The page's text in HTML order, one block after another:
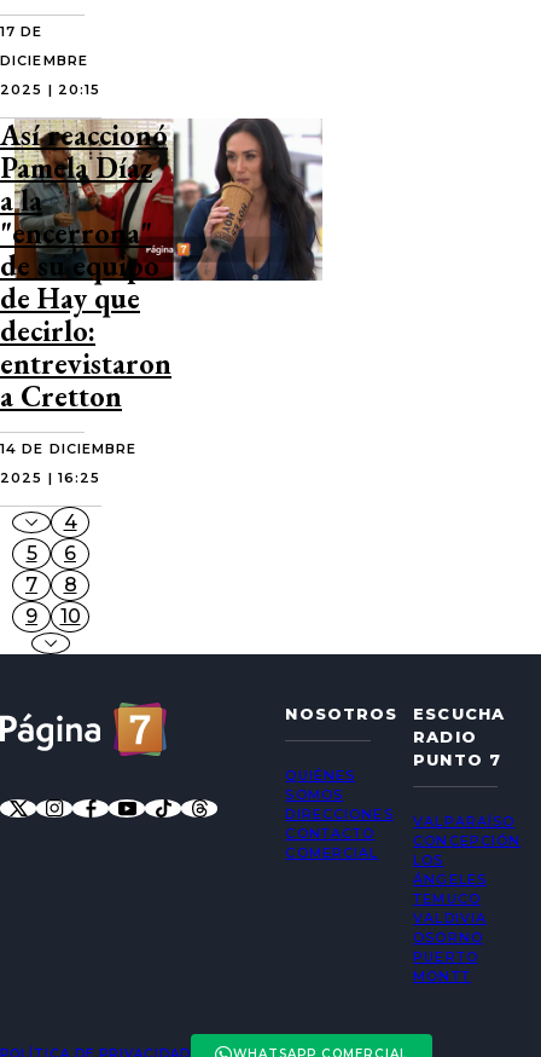
17 DE
DICIEMBRE
2025 | 20:15
Así reaccionó
Pamela Díaz
a la
"encerrona"
de su equipo
de Hay que
decirlo:
entrevistaron
a Cretton
14 DE DICIEMBRE
2025 | 16:25
4
5
6
7
8
9
10
NOSOTROS
QUIÉNES
SOMOS
DIRECCIONES
CONTACTO
COMERCIAL
ESCUCHA
RADIO
PUNTO 7
VALPARAÍSO
CONCEPCIÓN
LOS
ÁNGELES
TEMUCO
VALDIVIA
OSORNO
PUERTO
MONTT